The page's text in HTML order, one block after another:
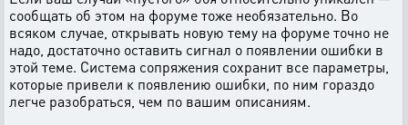
сообщать об этом на форуме тоже необязательно. Во
всяком случае, открывать новую тему на форуме точно не
надо, достаточно оставить сигнал о появлении ошибки в
этой теме. Система сопряжения сохранит все параметры,
которые привели к появлению ошибки, по ним гораздо
легче разобраться, чем по вашим описаниям.